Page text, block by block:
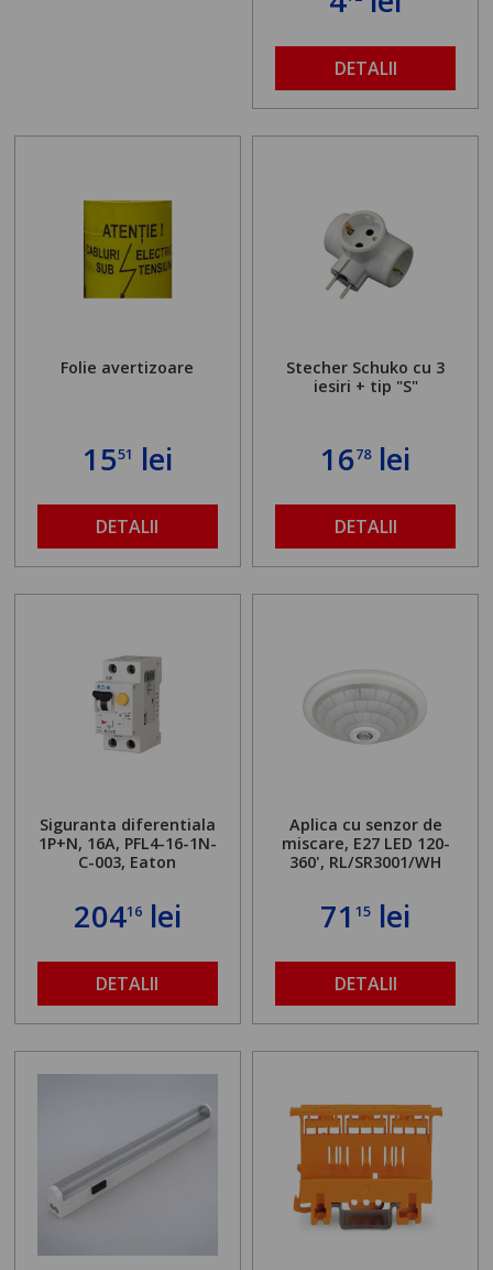
DETALII
Folie avertizoare
1551 lei
DETALII
Stecher Schuko cu 3
iesiri + tip "S"
1678lei
DETALII
Siguranta diferentiala
1P+N, 16A, PFL4-16-1N-
C-003, Eaton
20416lei
DETALII
Aplica cu senzor de
miscare, E27 LED 120-
360', RL/SR3001/WH
7115 lei
DETALII